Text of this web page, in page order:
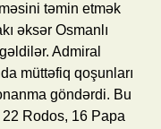
təmin etmək
əksər Osmanlı
Admiral
müttəfiq qoşunları
göndərdi. Bu
Rodos, 16 Papa